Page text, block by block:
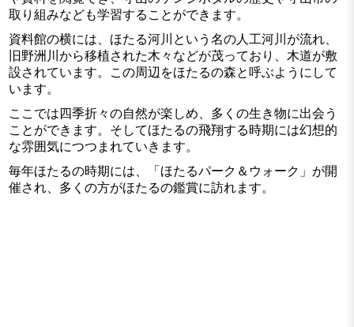
取り組みなども学習することができます。
資料館の横には、ほたる河川という名の人工河川が流れ、
旧野洲川から移植された木々などが茂っており、木道が敷
設されています。この周辺をほたるの森と呼ぶようにして
います。
ここでは四季折々の自然が楽しめ、多くの生き物に出会う
ことができます。そしてほたるの飛翔する時期には幻想的
な雰囲気につつまれていきます。
毎年ほたるの時期には、「ほたるパーク＆ウォーク」が開
催され、多くの方がほたるの鑑賞に訪れます。